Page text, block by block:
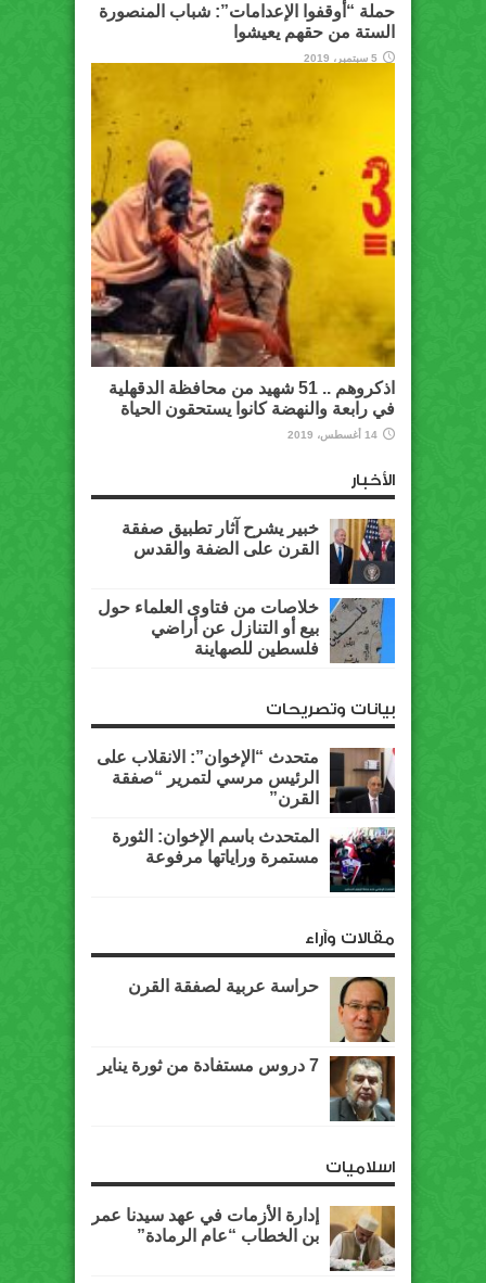
حملة “أوقفوا الإعدامات”: شباب المنصورة
الستة من حقهم يعيشوا
5 سبتمبر، 2019
اذكروهم .. 51 شهيد من محافظة الدقهلية
في رابعة والنهضة كانوا يستحقون الحياة
14 أغسطس، 2019
الأخبار
خبير يشرح آثار تطبيق صفقة
القرن على الضفة والقدس
خلاصات من فتاوى العلماء حول
بيع أو التنازل عن أراضي
فلسطين للصهاينة
بيانات وتصريحات
متحدث “الإخوان”: الانقلاب على
الرئيس مرسي لتمرير “صفقة
القرن”
المتحدث باسم الإخوان: الثورة
مستمرة وراياتها مرفوعة
مقالات وآراء
حراسة عربية لصفقة القرن
7 دروس مستفادة من ثورة يناير
اسلاميات
إدارة الأزمات في عهد سيدنا عمر
بن الخطاب “عام الرمادة”